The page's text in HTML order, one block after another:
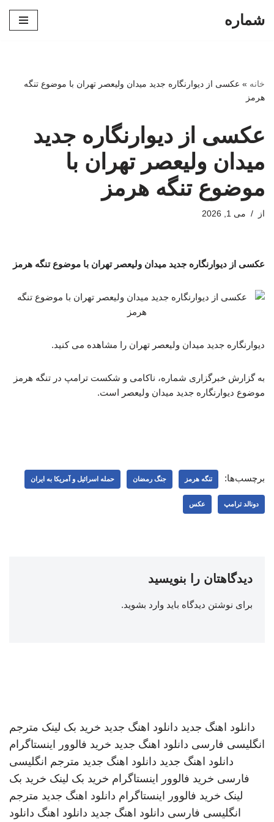
شماره
خانه » عکسی از دیوارنگاره جدید میدان ولیعصر تهران با موضوع تنگه
هرمز
عکسی از دیوارنگاره جدید
میدان ولیعصر تهران با
موضوع تنگه هرمز
از می 1, 2026
عکسی از دیوارنگاره جدید میدان ولیعصر تهران با موضوع تنگه هرمز
دیوارنگاره جدید میدان ولیعصر تهران را مشاهده می کنید.
به گزارش خبرگزاری شماره، ناکامی و شکست ترامپ در تنگه هرمز
موضوع دیوارنگاره جدید میدان ولیعصر است. ‌
برچسب‌ها: تنگه هرمز جنگ رمضان حمله اسرائیل و آمریکا به ایران
دونالد ترامپ عکس
دیدگاهتان را بنویسید
برای نوشتن دیدگاه باید وارد بشوید.
دانلود اهنگ جدید دانلود اهنگ جدید خرید بک لینک مترجم
انگلیسی فارسی دانلود اهنگ جدید خرید فالوور اینستاگرام
دانلود اهنگ جدید دانلود اهنگ جدید مترجم انگلیسی
فارسی خرید فالوور اینستاگرام خرید بک لینک خرید بک
لینک خرید فالوور اینستاگرام دانلود اهنگ جدید مترجم
انگلیسی فارسی دانلود اهنگ جدید دانلود اهنگ دانلود